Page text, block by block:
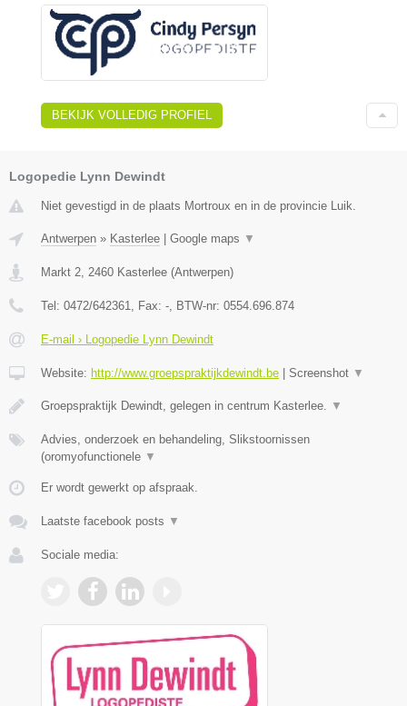
BEKIJK VOLLEDIG PROFIEL
Logopedie Lynn Dewindt
Niet gevestigd in de plaats Mortroux en in de provincie Luik.
Antwerpen » Kasterlee Google maps ▼
Markt 2, 2460 Kasterlee (Antwerpen)
Tel: 0472/642361, Fax: -, BTW-nr: 0554.696.874
E-mail › Logopedie Lynn Dewindt
Website: http://www.groepspraktijkdewindt.be Screenshot ▼
Groepspraktijk Dewindt, gelegen in centrum Kasterlee. ▼
Advies, onderzoek en behandeling, Slikstoornissen
(oromyofunctionele ▼
Er wordt gewerkt op afspraak.
Laatste facebook posts ▼
Sociale media: